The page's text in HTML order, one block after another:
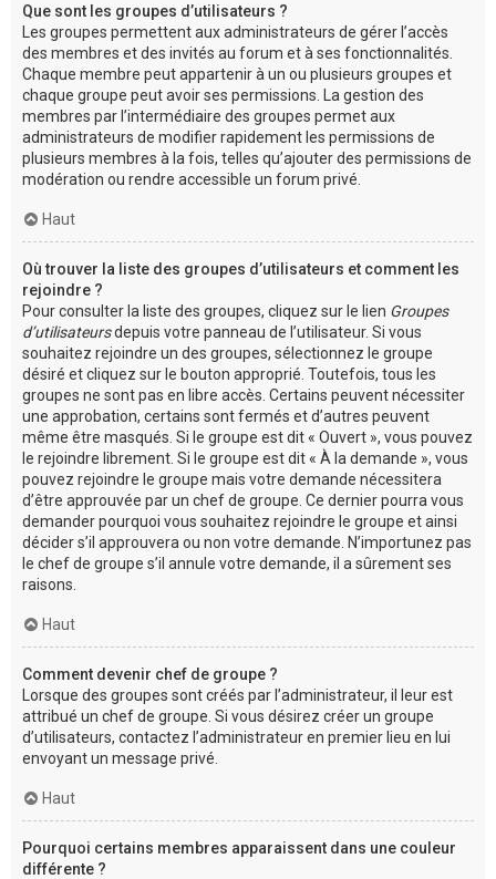
Que sont les groupes d’utilisateurs ?
Les groupes permettent aux administrateurs de gérer l’accès
des membres et des invités au forum et à ses fonctionnalités.
Chaque membre peut appartenir à un ou plusieurs groupes et
chaque groupe peut avoir ses permissions. La gestion des
membres par l’intermédiaire des groupes permet aux
administrateurs de modifier rapidement les permissions de
plusieurs membres à la fois, telles qu’ajouter des permissions de
modération ou rendre accessible un forum privé.
Haut
Où trouver la liste des groupes d’utilisateurs et comment les
rejoindre ?
Pour consulter la liste des groupes, cliquez sur le lien Groupes
d’utilisateursdepuis votre panneau de l’utilisateur. Si vous
souhaitez rejoindre un des groupes, sélectionnez le groupe
désiré et cliquez sur le bouton approprié. Toutefois, tous les
groupes ne sont pas en libre accès. Certains peuvent nécessiter
une approbation, certains sont fermés et d’autres peuvent
même être masqués. Si le groupe est dit « Ouvert », vous pouvez
le rejoindre librement. Si le groupe est dit « À la demande », vous
pouvez rejoindre le groupe mais votre demande nécessitera
d’être approuvée par un chef de groupe. Ce dernier pourra vous
demander pourquoi vous souhaitez rejoindre le groupe et ainsi
décider s’il approuvera ou non votre demande. N’importunez pas
le chef de groupe s’il annule votre demande, il a sûrement ses
raisons.
Haut
Comment devenir chef de groupe ?
Lorsque des groupes sont créés par l’administrateur, il leur est
attribué un chef de groupe. Si vous désirez créer un groupe
d’utilisateurs, contactez l’administrateur en premier lieu en lui
envoyant un message privé.
Haut
Pourquoi certains membres apparaissent dans une couleur
différente ?